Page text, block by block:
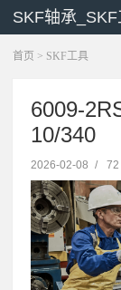
SKF轴承
首页 > SKF工具
6009-
10/340
2026-02-08 / 72